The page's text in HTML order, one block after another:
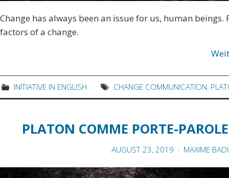
Change has always been an issue for us, human
factors of a change.
INITIATIVE IN ENGLISH CHANGE COMMUNICATION,
PLATON COMME PORTE-
AUGUST 23, 2019 MAXIME